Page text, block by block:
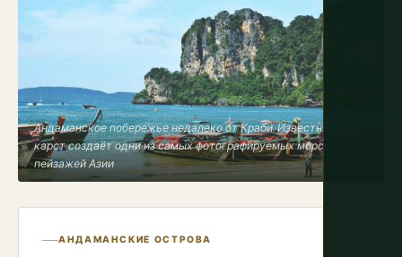
Андаманское побережье недалеко от Краби. Известняковый
карст создаёт одни из самых фотографируемых морских
пейзажей Азии
АНДАМАНСКИЕ ОСТРОВА